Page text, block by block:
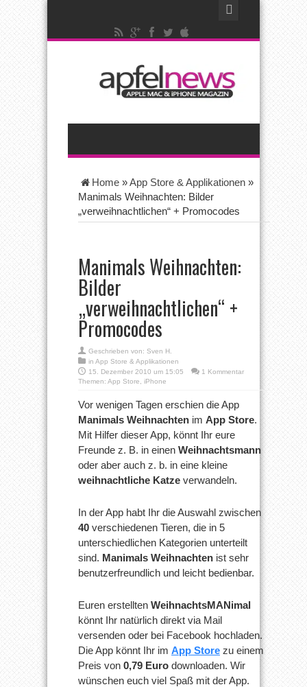
Home »App Store & Applikationen »
Manimals Weihnachten: Bilder
„verweihnachtlichen“ + Promocodes
Manimals Weihnachten:
Bilder
„verweihnachtlichen“ +
Promocodes
Geschrieben von: Sven H.
in App Store & Applikationen
15. Dezember 2010 um 15:05
1 Kommentar
Themen: App Store iPhone
Vor wenigen Tagen erschien die App
Manimals Weihnachten im App Store.
Mit Hilfer dieser App, könnt Ihr eure
Freunde z. B. in einen Weihnachtsmann
oder aber auch z. b. in eine kleine
weihnachtliche Katze verwandeln.
In der App habt Ihr die Auswahl zwischen
40 verschiedenen Tieren, die in 5
unterschiedlichen Kategorien unterteilt
sind. Manimals Weihnachten ist sehr
benutzerfreundlich und leicht bedienbar.
Euren erstellten WeihnachtsMANimal
könnt Ihr natürlich direkt via Mail
versenden oder bei Facebook hochladen.
Die App könnt Ihr im App Store zu einem
Preis von 0,79 Euro downloaden. Wir
wünschen euch viel Spaß mit der App.